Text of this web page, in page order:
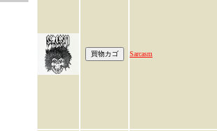
Sarcasm